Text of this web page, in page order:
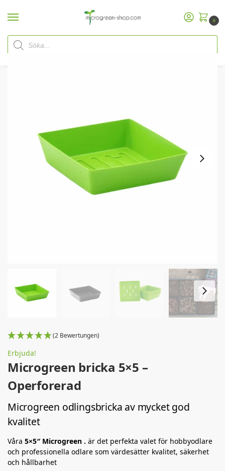
0
Hem Microgreen Shop
(2 Bewertungen)
Erbjuda!
Microgreen bricka 5×5 –
Operforerad
Microgreen odlingsbricka av mycket god
kvalitet
Våra 5×5″ Microgreen . är det perfekta valet för hobbyodlare
och professionella odlare som värdesätter kvalitet, säkerhet
och hållbarhet